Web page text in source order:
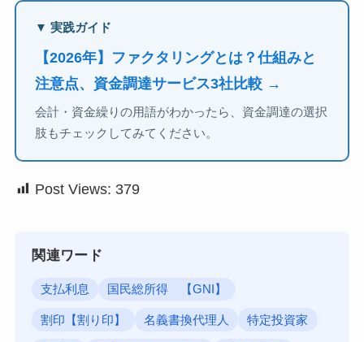
▼ 実践ガイド
【2026年】ファクタリングとは？仕組みと
注意点、資金調達サービス3社比較 →
会計・資金繰りの用語がわかったら、資金調達の選択
肢もチェックしてみてください。
Post Views: 379
関連ワード
支払利息 国民総所得 【GNI】
割印【割り印】 名義書換代理人 特定投資家